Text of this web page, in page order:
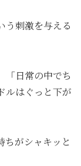
う刺激を与える
「日常の中でち
ルはぐっと下が
ちがシャキッと